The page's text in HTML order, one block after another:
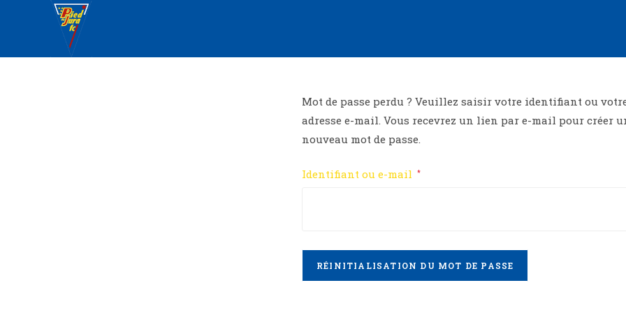
Mot de passe perdu ? Veuillez saisir votre identifiant ou
adresse e-mail. Vous recevrez un lien par e-mail pour créer
nouveau mot de passe.
Identifiant ou e-mail *
RÉINITIALISATION DU MOT DE PASSE